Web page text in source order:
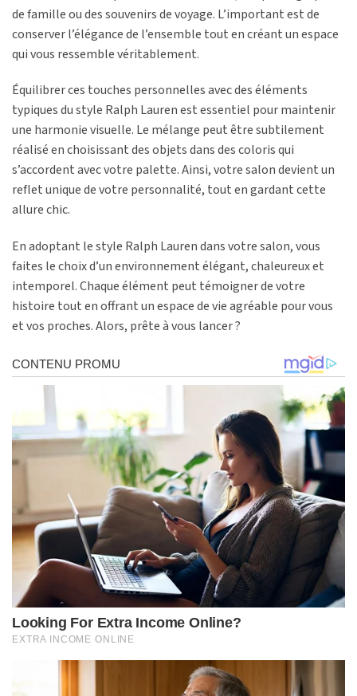
de famille ou des souvenirs de voyage. L’important est de
conserver l’élégance de l’ensemble tout en créant un espace
qui vous ressemble véritablement.
Équilibrer ces touches personnelles avec des éléments
typiques du style Ralph Lauren est essentiel pour maintenir
une harmonie visuelle. Le mélange peut être subtilement
réalisé en choisissant des objets dans des coloris qui
s’accordent avec votre palette. Ainsi, votre salon devient un
reflet unique de votre personnalité, tout en gardant cette
allure chic.
En adoptant le style Ralph Lauren dans votre salon, vous
faites le choix d’un environnement élégant, chaleureux et
intemporel. Chaque élément peut témoigner de votre
histoire tout en offrant un espace de vie agréable pour vous
et vos proches. Alors, prête à vous lancer ?